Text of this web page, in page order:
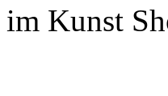
im Kunst